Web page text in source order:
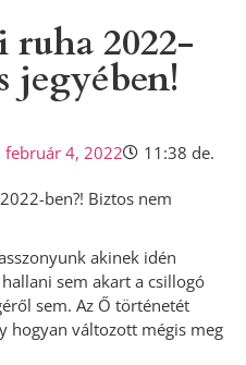
ruha 2022-
jegyében!
február 4, 2022 11:38 de.
ben?! Biztos nem
akinek idén
sem akart a csillogó
sem. Az Ő történetét
hogyan változott mégis meg